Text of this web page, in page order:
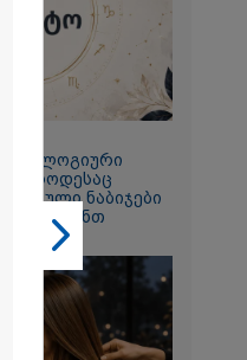
როდესაც
ნაბიჯები
მიგიყვანთ